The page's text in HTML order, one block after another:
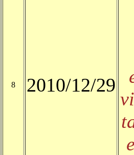
8 2010/12/29